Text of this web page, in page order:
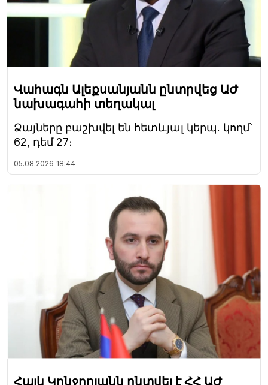
Վահագն Ալեքսանյանն ընտրվեց ԱԺ
նախագահի տեղակալ
Ձայները բաշխվել են հետևյալ կերպ. կողմ՝
62, դեմ 27։
05.08.2026 18:44
Հայկ Կոնջորյանն ընտվել է ՀՀ ԱԺ